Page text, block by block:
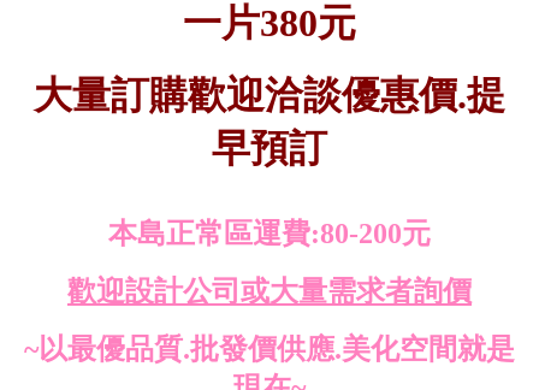
一片380元
大量訂購歡迎洽談優惠價.提
早預訂
本島正常區運費:80-200元
歡迎設計公司或大量需求者詢價
~以最優品質.批發價供應.美化空間就是